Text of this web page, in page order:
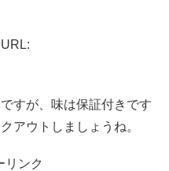
すが、味は保証付きです
アウトしましょうね。
リンク